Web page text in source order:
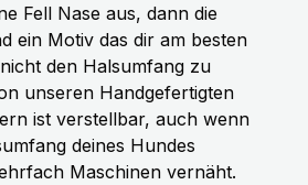
Fell Nase aus, dann die
ein Motiv das dir am besten
den Halsumfang zu
unseren Handgefertigten
ist verstellbar, auch wenn
deines Hundes
Maschinen vernäht.